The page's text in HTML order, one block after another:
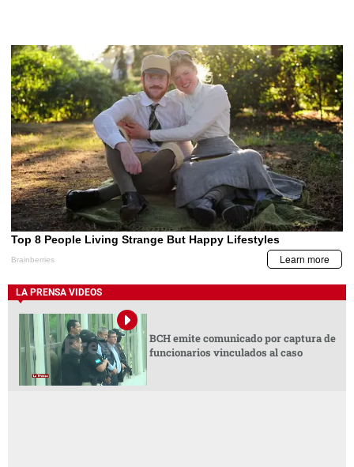
LA PRENSA VIDEOS
BCH emite comunicado por captura de
funcionarios vinculados al caso